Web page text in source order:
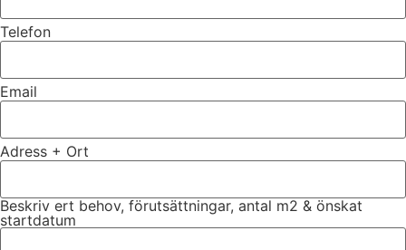
Telefon
Email
Adress + Ort
Beskriv ert behov, förutsättningar, antal m2 & önskat
startdatum